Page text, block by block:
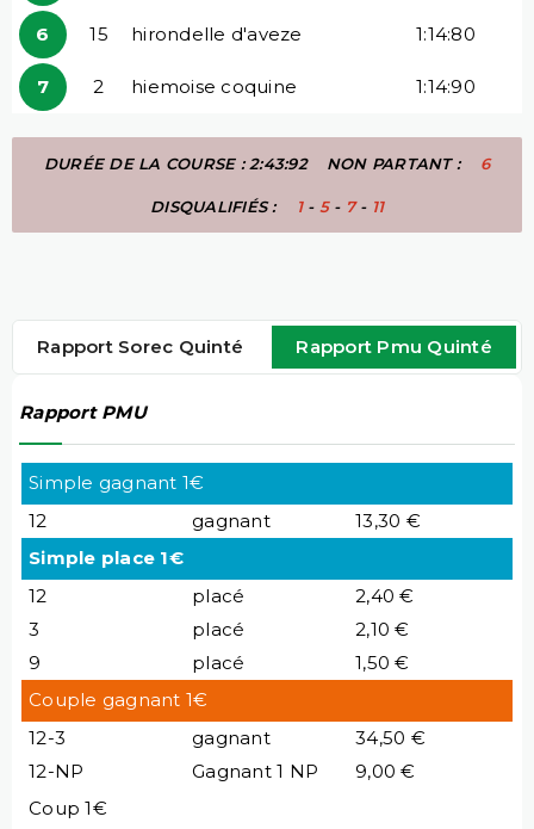
6 15 hirondelle d'aveze 1:14:80
7 2 hiemoise coquine 1:14:90
DURÉE DE LA COURSE : 2:43:92 NON PARTANT : 6
DISQUALIFIÉS : 1- 5- 7- 11
Rapport Sorec Quinté Rapport Pmu Quinté
Rapport PMU
Simple gagnant 1€
12
gagnant
13,30 €
Simple place 1€
12
placé
2,40 €
3
placé
2,10 €
9
placé
1,50 €
Couple gagnant 1€
12-3
gagnant
34,50 €
12-NP
Gagnant 1 NP
9,00 €
Coup 1€